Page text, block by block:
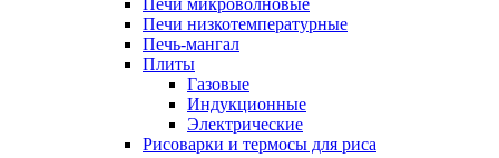
Печи микроволновые
Печи низкотемпературные
Печь-мангал
Плиты
Газовые
Индукционные
Электрические
Рисоварки и термосы для риса